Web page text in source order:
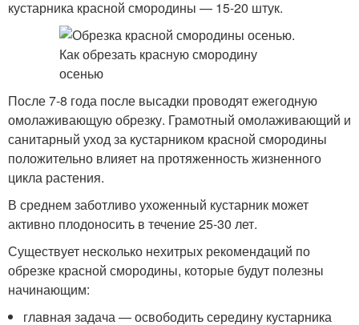
кустарника красной смородины — 15-20 штук.
После 7-8 года после высадки проводят ежегодную
омолаживающую обрезку. Грамотный омолаживающий и
санитарный уход за кустарником красной смородины
положительно влияет на протяженность жизненного
цикла растения.
В среднем заботливо ухоженный кустарник может
активно плодоносить в течение 25-30 лет.
Существует несколько нехитрых рекомендаций по
обрезке красной смородины, которые будут полезны
начинающим:
главная задача — освободить середину кустарника